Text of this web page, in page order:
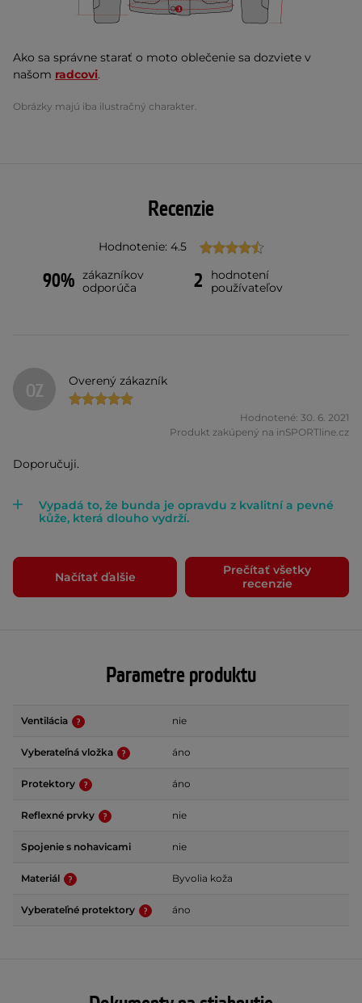
Ako sa správne starať o moto oblečenie sa dozviete v
našom radcovi.
Obrázky majú iba ilustračný charakter.
Recenzie
Hodnotenie: 4.5
90% zákazníkov
odporúča
2
hodnotení
používateľov
OZ Overený zákazník
Hodnotené: 30. 6. 2021
Produkt zakúpený na inSPORTline.cz
Doporučuji.
Vypadá to, že bunda je opravdu z kvalitní a pevné
kůže, která dlouho vydrží.
Načítať ďalšie
Prečítať všetky
recenzie
Parametre produktu
Ventilácia nie
Vyberateľná vložka áno
Protektory áno
Reflexné prvky nie
Spojenie s nohavicami nie
Materiál Byvolia koža
Vyberateľné protektory áno